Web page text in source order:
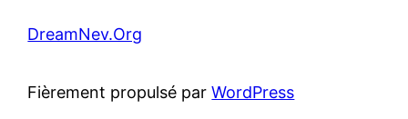
DreamNev.Org
Fièrement propulsé parWordPress